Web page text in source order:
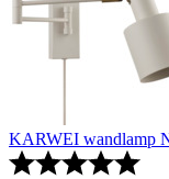
KARWEI wandlamp